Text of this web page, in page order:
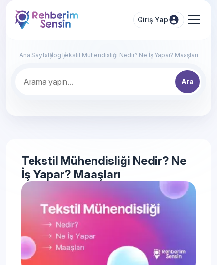
Giriş Yap
Ana SayfaBlogTekstil Mühendisliği Nedir? Ne İş Yapar? Maaşları
Ara
Tekstil Mühendisliği Nedir? Ne
İş Yapar? Maaşları